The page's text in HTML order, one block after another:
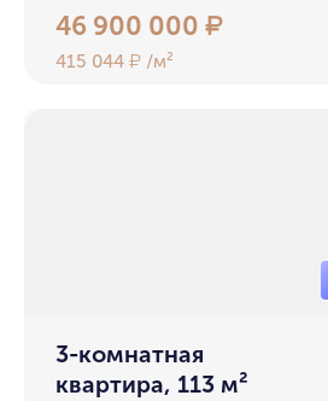
46 900 000₽
415 044₽ /м²
3-комнатная
квартира, 113 м²